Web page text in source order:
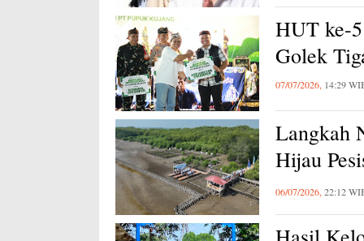
HUT ke-
Golek
07/07/2026, 14:29
Langkah
Hijau
06/07/2026, 22:12